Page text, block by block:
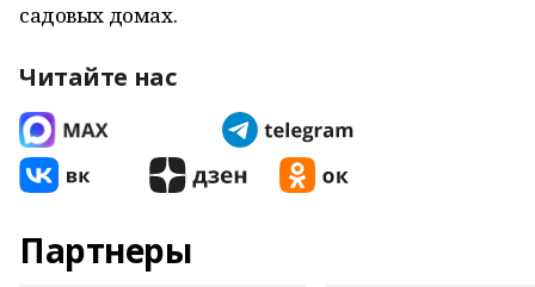
садовых домах.
Читайте нас
Партнеры